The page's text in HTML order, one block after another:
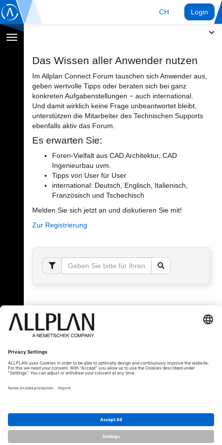
CH Login
Navigation
Das Wissen aller Anwender nutzen
Im Allplan Connect Forum tauschen sich Anwender aus,
geben wertvolle Tipps oder beraten sich bei ganz
konkreten Aufgabenstellungen − auch international.
Und damit wirklich keine Frage unbeantwortet bleibt,
unterstützen die Mitarbeiter des Technischen Supports
ebenfalls aktiv das Forum.
Es erwarten Sie:
Foren-Vielfalt aus CAD Architektur, CAD
Ingenieurbau uvm.
Tipps von User für User
international: Deutsch, Englisch, Italienisch,
Französisch und Tschechisch
Melden Sie sich jetzt an und diskutieren Sie mit!
Zur Registrierung
Fehler!
Bitte melden Sie sich an, um dieses Thema sehen
zu können.
© ALLPLAN Schweiz AG ALLPLAN ist Teil derNemetschek Group